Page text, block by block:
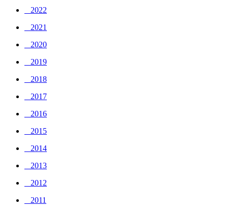
_ 2022
_ 2021
_ 2020
_ 2019
_ 2018
_ 2017
_ 2016
_ 2015
_ 2014
_ 2013
_ 2012
_ 2011